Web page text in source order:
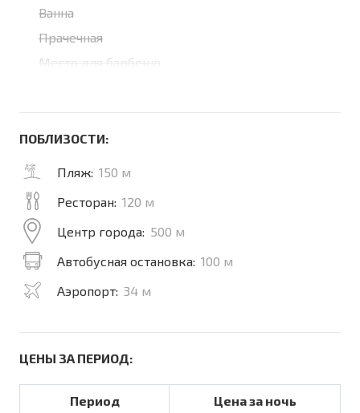
Ванна
Прачечная
Место для барбекю
ПОБЛИЗОСТИ:
Пляж: 150 м
Ресторан: 120 м
Центр города: 500 м
Автобусная остановка: 100 м
Аэропорт: 34 м
ЦЕНЫ ЗА ПЕРИОД:
Период Цена за ночь